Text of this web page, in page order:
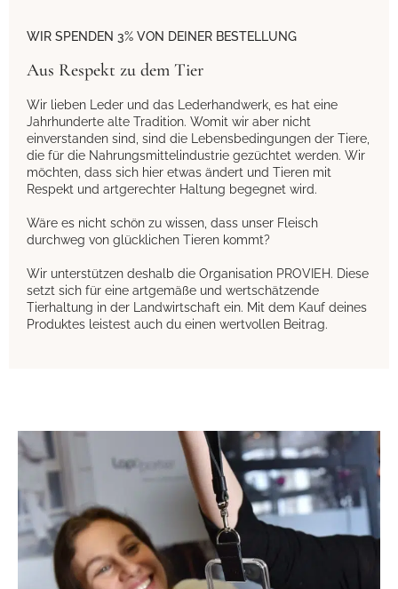
WIR SPENDEN 3% VON DEINER BESTELLUNG
Aus Respekt zu dem Tier
Wir lieben Leder und das Lederhandwerk, es hat eine
Jahrhunderte alte Tradition. Womit wir aber nicht
einverstanden sind, sind die Lebensbedingungen der Tiere,
die für die Nahrungsmittelindustrie gezüchtet werden. Wir
möchten, dass sich hier etwas ändert und Tieren mit
Respekt und artgerechter Haltung begegnet wird.
Wäre es nicht schön zu wissen, dass unser Fleisch
durchweg von glücklichen Tieren kommt?
Wir unterstützen deshalb die Organisation PROVIEH. Diese
setzt sich für eine artgemäße und wertschätzende
Tierhaltung in der Landwirtschaft ein. Mit dem Kauf deines
Produktes leistest auch du einen wertvollen Beitrag.